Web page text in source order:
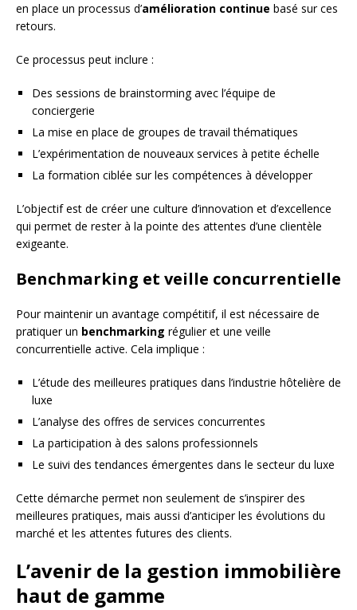
en place un processus d’amélioration continue basé sur ces
retours.
Ce processus peut inclure :
Des sessions de brainstorming avec l’équipe de
conciergerie
La mise en place de groupes de travail thématiques
L’expérimentation de nouveaux services à petite échelle
La formation ciblée sur les compétences à développer
L’objectif est de créer une culture d’innovation et d’excellence
qui permet de rester à la pointe des attentes d’une clientèle
exigeante.
Benchmarking et veille concurrentielle
Pour maintenir un avantage compétitif, il est nécessaire de
pratiquer un benchmarking régulier et une veille
concurrentielle active. Cela implique :
L’étude des meilleures pratiques dans l’industrie hôtelière de
luxe
L’analyse des offres de services concurrentes
La participation à des salons professionnels
Le suivi des tendances émergentes dans le secteur du luxe
Cette démarche permet non seulement de s’inspirer des
meilleures pratiques, mais aussi d’anticiper les évolutions du
marché et les attentes futures des clients.
L’avenir de la gestion immobilière
haut de gamme